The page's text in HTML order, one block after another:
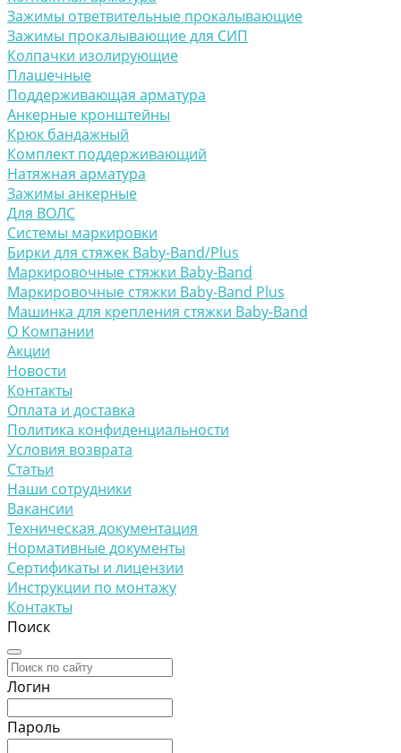
Зажимы ответвительные прокалывающие
Зажимы прокалывающие для СИП
Колпачки изолирующие
Плашечные
Поддерживающая арматура
Анкерные кронштейны
Крюк бандажный
Комплект поддерживающий
Натяжная арматура
Зажимы анкерные
Для ВОЛС
Системы маркировки
Бирки для стяжек Baby-Band/Plus
Маркировочные стяжки Baby-Band
Маркировочные стяжки Baby-Band Plus
Машинка для крепления стяжки Baby-Band
О Компании
Акции
Новости
Контакты
Оплата и доставка
Политика конфиденциальности
Условия возврата
Статьи
Наши сотрудники
Вакансии
Техническая документация
Нормативные документы
Сертификаты и лицензии
Инструкции по монтажу
Контакты
Поиск
Логин
Пароль